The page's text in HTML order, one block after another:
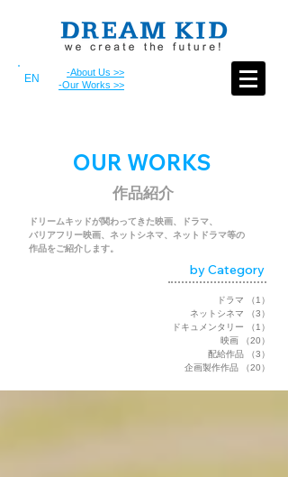
-About Us >>
-Our Works >>
EN
​OUR WORKS
​作品紹介
ドリームキッドが関わってきた映画、ドラマ、
バリアフリー映画、 ネットシネマ、ネットドラマ等の
作品をご紹介します。
by Category​
ドラマ （1）
ネットシネマ
（3）
ドキュメンタリー
（1）
映画
（20）
配給作品
（3）
企画製作作品
（20）